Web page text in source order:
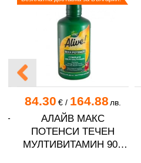
84.30 €/ 164.88 лв.
АЛАЙВ МАКС
ПОТЕНСИ ТЕЧЕН
МУЛТИВИТАМИН 900